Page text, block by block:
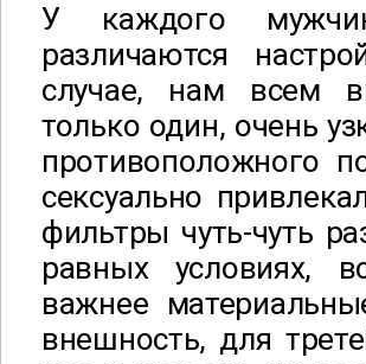
У каждого
различаются
случае, нам всем
только один, очень
противоположного
сексуально
фильтры чуть-чуть
равных условиях,
важнее
внешность, для